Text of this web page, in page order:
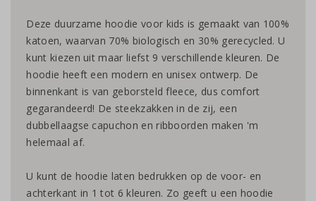
Deze duurzame hoodie voor kids is gemaakt van 100%
katoen, waarvan 70% biologisch en 30% gerecycled. U
kunt kiezen uit maar liefst 9 verschillende kleuren. De
hoodie heeft een modern en unisex ontwerp. De
binnenkant is van geborsteld fleece, dus comfort
gegarandeerd! De steekzakken in de zij, een
dubbellaagse capuchon en ribboorden maken 'm
helemaal af.
U kunt de hoodie laten bedrukken op de voor- en
achterkant in 1 tot 6 kleuren. Zo geeft u een hoodie